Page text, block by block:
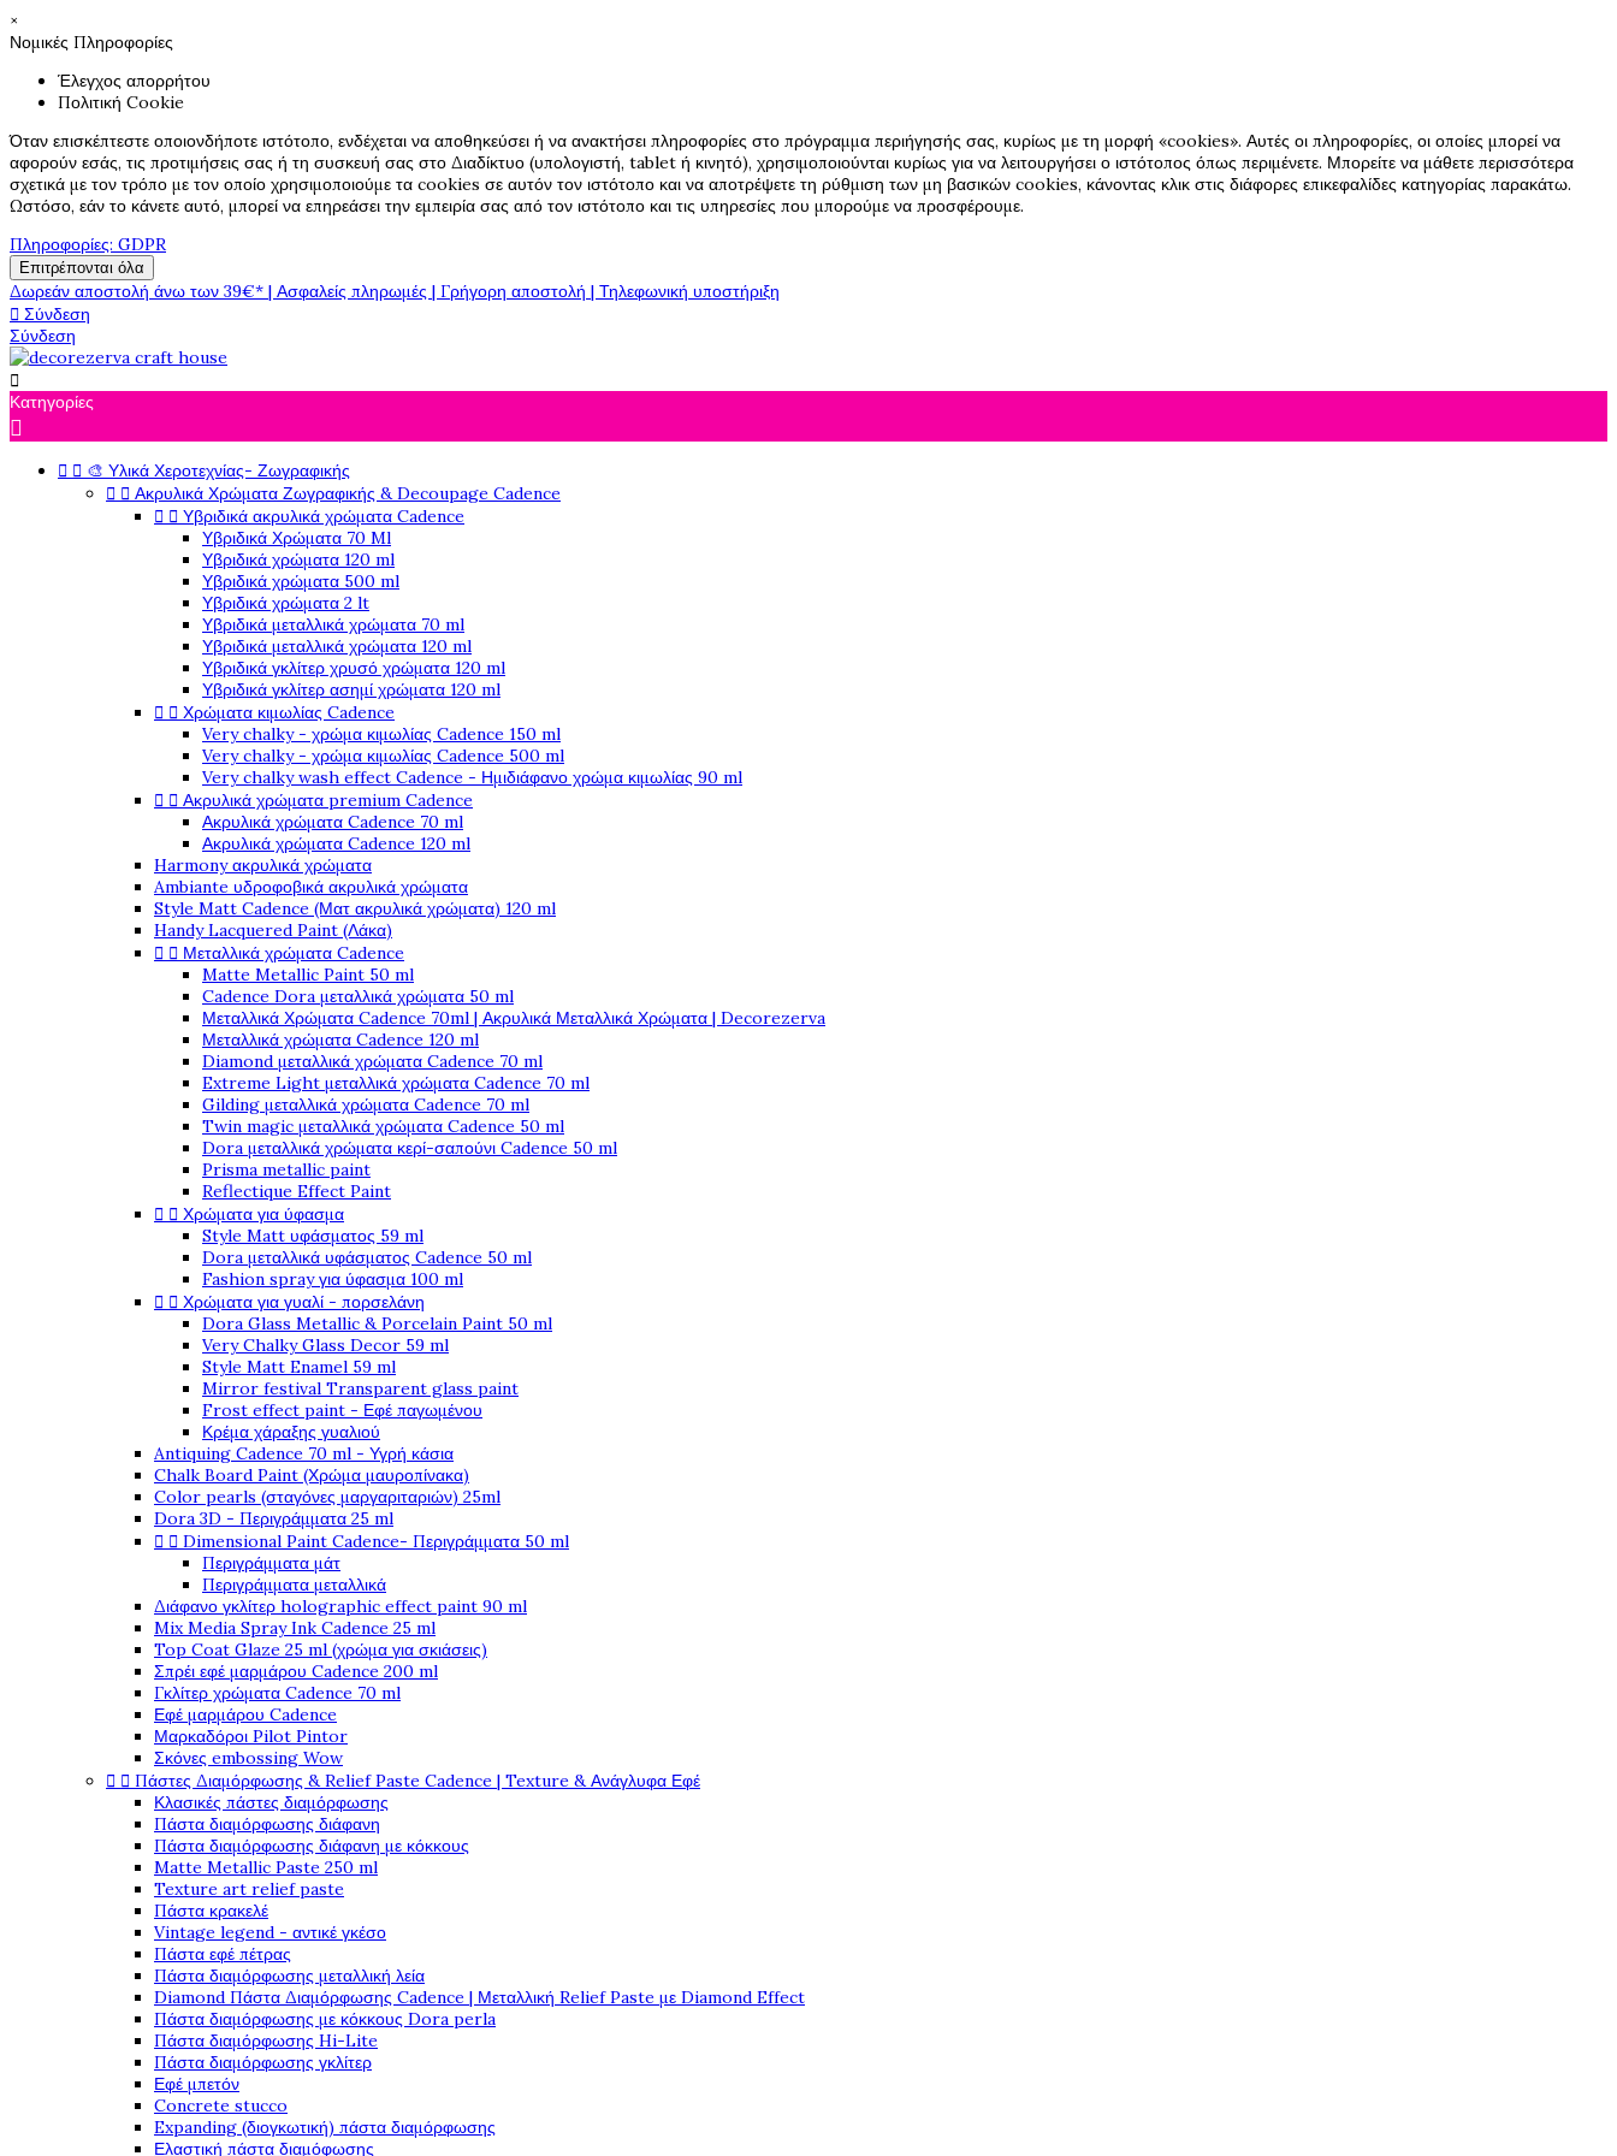
×
Νομικές Πληροφορίες
Έλεγχος απορρήτου
Πολιτική Cookie
Όταν επισκέπτεστε οποιονδήποτε ιστότοπο, ενδέχεται να αποθηκεύσει ή να ανακτήσει πληροφορίες στο πρόγραμμα περιήγησής σας, κυρίως με τη μορφή «cookies». Αυτές οι πληροφορίες, οι οποίες μπορεί να
αφορούν εσάς, τις προτιμήσεις σας ή τη συσκευή σας στο Διαδίκτυο (υπολογιστή, tablet ή κινητό), χρησιμοποιούνται κυρίως για να λειτουργήσει ο ιστότοπος όπως περιμένετε. Μπορείτε να μάθετε περισσότερα
σχετικά με τον τρόπο με τον οποίο χρησιμοποιούμε τα cookies σε αυτόν τον ιστότοπο και να αποτρέψετε τη ρύθμιση των μη βασικών cookies, κάνοντας κλικ στις διάφορες επικεφαλίδες κατηγορίας παρακάτω.
Ωστόσο, εάν το κάνετε αυτό, μπορεί να επηρεάσει την εμπειρία σας από τον ιστότοπο και τις υπηρεσίες που μπορούμε να προσφέρουμε.
Πληροφορίες: GDPR
Επιτρέπονται όλα
Δωρεάν αποστολή άνω των 39€* | Ασφαλείς πληρωμές | Γρήγορη αποστολή | Τηλεφωνική υποστήριξη
 Σύνδεση
Σύνδεση

Κατηγορίες

  🎨 Υλικά Χεροτεχνίας- Ζωγραφικής
  Ακρυλικά Χρώματα Ζωγραφικής & Decoupage Cadence
  Υβριδικά ακρυλικά χρώματα Cadence
Υβριδικά Χρώματα 70 Ml
Υβριδικά χρώματα 120 ml
Υβριδικά χρώματα 500 ml
Υβριδικά χρώματα 2 lt
Υβριδικά μεταλλικά χρώματα 70 ml
Υβριδικά μεταλλικά χρώματα 120 ml
Υβριδικά γκλίτερ χρυσό χρώματα 120 ml
Υβριδικά γκλίτερ ασημί χρώματα 120 ml
  Χρώματα κιμωλίας Cadence
Very chalky - χρώμα κιμωλίας Cadence 150 ml
Very chalky - χρώμα κιμωλίας Cadence 500 ml
Very chalky wash effect Cadence - Ημιδιάφανο χρώμα κιμωλίας 90 ml
  Ακρυλικά χρώματα premium Cadence
Ακρυλικά χρώματα Cadence 70 ml
Ακρυλικά χρώματα Cadence 120 ml
Harmony ακρυλικά χρώματα
Ambiante υδροφοβικά ακρυλικά χρώματα
Style Matt Cadence (Ματ ακρυλικά χρώματα) 120 ml
Handy Lacquered Paint (Λάκα)
  Μεταλλικά χρώματα Cadence
Matte Metallic Paint 50 ml
Cadence Dora μεταλλικά χρώματα 50 ml
Μεταλλικά Χρώματα Cadence 70ml | Ακρυλικά Μεταλλικά Χρώματα | Decorezerva
Μεταλλικά χρώματα Cadence 120 ml
Diamond μεταλλικά χρώματα Cadence 70 ml
Extreme Light μεταλλικά χρώματα Cadence 70 ml
Gilding μεταλλικά χρώματα Cadence 70 ml
Twin magic μεταλλικά χρώματα Cadence 50 ml
Dora μεταλλικά χρώματα κερί-σαπούνι Cadence 50 ml
Prisma metallic paint
Reflectique Effect Paint
  Χρώματα για ύφασμα
Style Matt υφάσματος 59 ml
Dora μεταλλικά υφάσματος Cadence 50 ml
Fashion spray για ύφασμα 100 ml
  Χρώματα για γυαλί - πορσελάνη
Dora Glass Metallic & Porcelain Paint 50 ml
Very Chalky Glass Decor 59 ml
Style Matt Enamel 59 ml
Mirror festival Transparent glass paint
Frost effect paint - Εφέ παγωμένου
Κρέμα χάραξης γυαλιού
Antiquing Cadence 70 ml - Υγρή κάσια
Chalk Board Paint (Χρώμα μαυροπίνακα)
Color pearls (σταγόνες μαργαριταριών) 25ml
Dora 3D - Περιγράμματα 25 ml
  Dimensional Paint Cadence- Περιγράμματα 50 ml
Περιγράμματα μάτ
Περιγράμματα μεταλλικά
Διάφανο γκλίτερ holographic effect paint 90 ml
Mix Media Spray Ink Cadence 25 ml
Top Coat Glaze 25 ml (χρώμα για σκιάσεις)
Σπρέι εφέ μαρμάρου Cadence 200 ml
Γκλίτερ χρώματα Cadence 70 ml
Εφέ μαρμάρου Cadence
Μαρκαδόροι Pilot Pintor
Σκόνες embossing Wow
  Πάστες Διαμόρφωσης & Relief Paste Cadence | Texture & Ανάγλυφα Εφέ
Κλασικές πάστες διαμόρφωσης
Πάστα διαμόρφωσης διάφανη
Πάστα διαμόρφωσης διάφανη με κόκκους
Matte Metallic Paste 250 ml
Texture art relief paste
Πάστα κρακελέ
Vintage legend - αντικέ γκέσο
Πάστα εφέ πέτρας
Πάστα διαμόρφωσης μεταλλική λεία
Diamond Πάστα Διαμόρφωσης Cadence | Μεταλλική Relief Paste με Diamond Effect
Πάστα διαμόρφωσης με κόκκους Dora perla
Πάστα διαμόρφωσης Hi-Lite
Πάστα διαμόρφωσης γκλίτερ
Εφέ μπετόν
Concrete stucco
Expanding (διογκωτική) πάστα διαμόρφωσης
Ελαστική πάστα διαμόφωσης